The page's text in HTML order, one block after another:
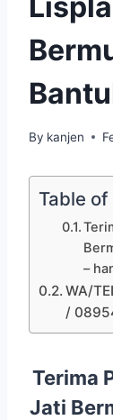
By kanjen
Table
–
WA/
/
Terima
Jati